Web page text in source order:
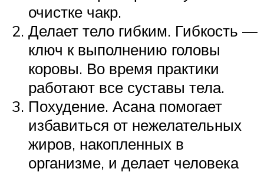
очистке чакр.
Делает тело гибким. Гибкость —
ключ к выполнению головы
коровы. Во время практики
работают все суставы тела.
Похудение. Асана помогает
избавиться от нежелательных
жиров, накопленных в
организме, и делает человека